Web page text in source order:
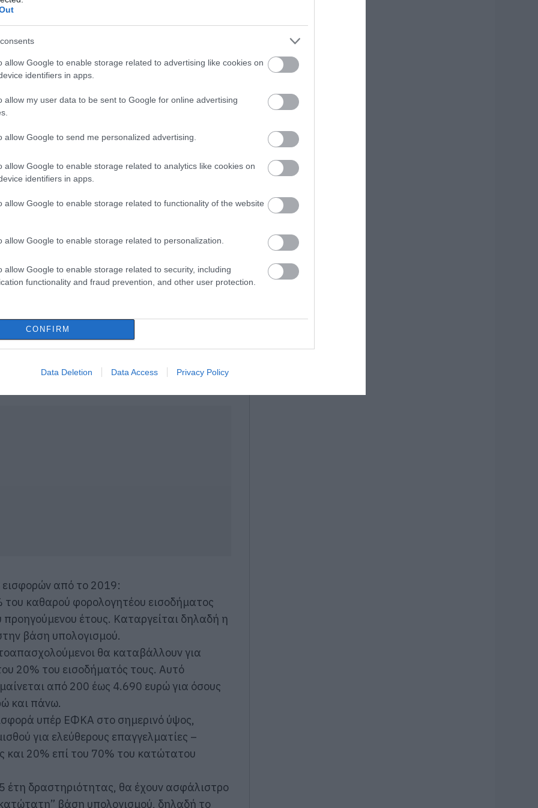
allow Google to enable storage related to advertising like cookies on
identifiers in apps.
allow my user data to be sent to Google for online advertising
allow Google to send me personalized advertising.
allow Google to enable storage related to analytics like cookies on
identifiers in apps.
allow Google to enable storage related to functionality of the website
allow Google to enable storage related to personalization.
allow Google to enable storage related to security, including
functionality and fraud prevention, and other user protection.
CONFIRM
Data Deletion Data Access Privacy Policy
φτώχειας.
το 2019 για δυο εκατομμύρια
νέο ποσό σύνταξης, το οποίο για την
με “επιπλέον ποσό”. Η κατάργηση των
1,4 εκατ. συνταξιούχους και
σήμερα οι εν λόγω δικαιούχοι από
οικογενειακά επιδόματα.
18% επειδή η σύνταξή τους βγαίνει με τον
αυτή που εισπράττουν σήμερα. Από την
αυξήσεις στις αποδοχές τους
βγαίνει υψηλότερη από αυτή που
την αύξηση που δικαιούνται σε 5
μέχρι και το 2023. Εκτός αναπροσαρμογής
του πρ. ΟΓΑ.
αποχώρησαν από 13 Μαίου 2016 έως 31
προσωπικής διαφοράς, το οποίο και
από 1/1/2019 και μετά δεν
μόνο την σύνταξή τους όπως αυτή
εισφορών από το 2019:
του καθαρού φορολογητέου εισοδήματος
προηγούμενου έτους. Καταργείται δηλαδή η
βάση υπολογισμού.
θα καταβάλλουν για
20% του εισοδήματός τους. Αυτό
από 200 έως 4.690 ευρώ για όσους
και πάνω.
υπέρ ΕΦΚΑ στο σημερινό ύψος,
για ελεύθερους επαγγελματίες –
20% επί του 70% του κατώτατου
έτη δραστηριότητας, θα έχουν ασφάλιστρο
βάση υπολογισμού, δηλαδή το
06.08.2026 | 10:45
Σε αυτό τον Δήμο
της Εύβοιας τα έργα
διακοπές! Που έριξε
άσφαλτο ο
06.08.2026 | 10:30